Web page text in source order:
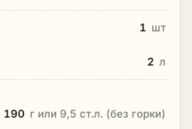
1 шт
2 л
190 г или 9,5 ст.л. (без горки)